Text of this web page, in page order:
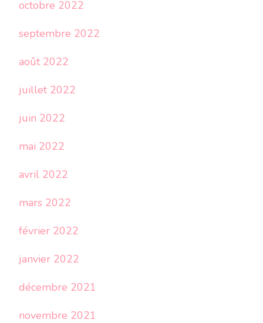
octobre 2022
septembre 2022
août 2022
juillet 2022
juin 2022
mai 2022
avril 2022
mars 2022
février 2022
janvier 2022
décembre 2021
novembre 2021